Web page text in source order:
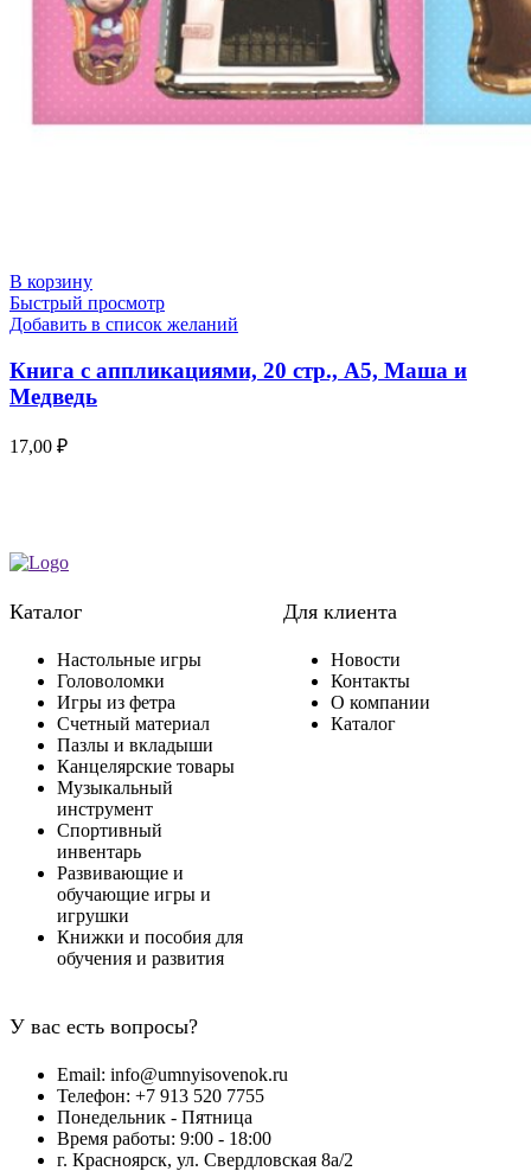
В корзину
Быстрый просмотр
Добавить в список желаний
Книга с аппликациями, 20 стр., А5, Маша и
Медведь
17,00 ₽
Каталог
Настольные игры
Головоломки
Игры из фетра
Счетный материал
Пазлы и вкладыши
Канцелярские товары
Музыкальный
инструмент
Спортивный
инвентарь
Развивающие и
обучающие игры и
игрушки
Книжки и пособия для
обучения и развития
Для клиента
Новости
Контакты
О компании
Каталог
У вас есть вопросы?
Email: info@umnyisovenok.ru
Телефон: +7 913 520 7755
Понедельник - Пятница
Время работы: 9:00 - 18:00
г. Красноярск, ул. Свердловская 8а/2